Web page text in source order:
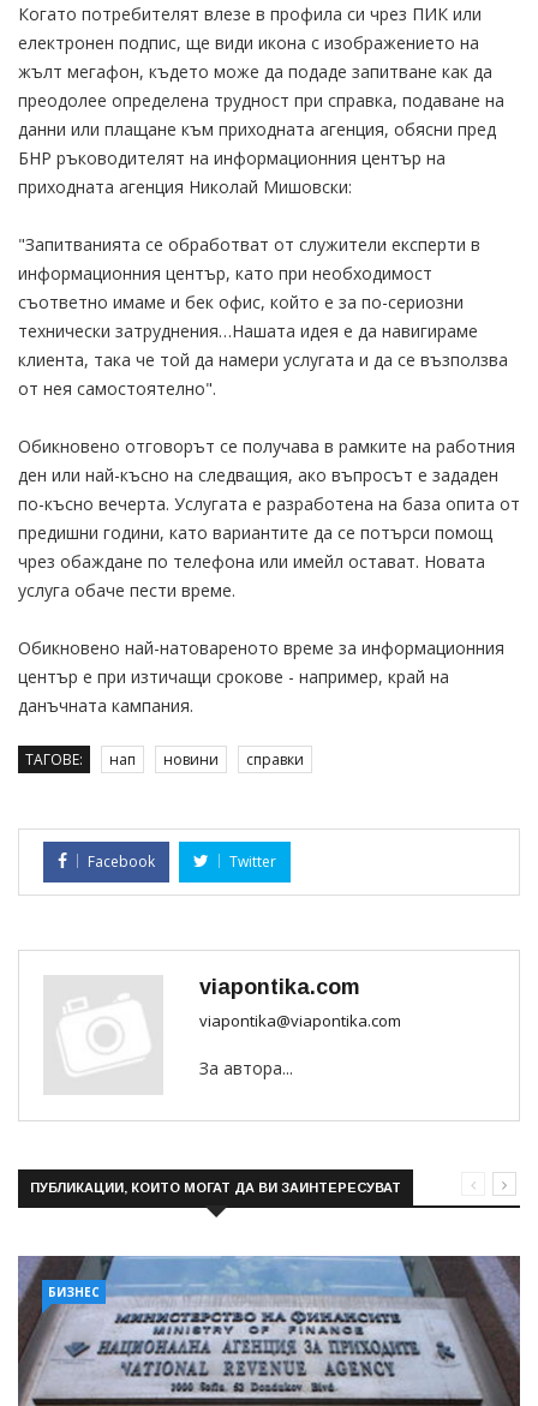
Когато потребителят влезе в профила си чрез ПИК или
електронен подпис, ще види икона с изображението на
жълт мегафон, където може да подаде запитване как да
преодолее определена трудност при справка, подаване на
данни или плащане към приходната агенция, обясни пред
БНР ръководителят на информационния център на
приходната агенция Николай Мишовски:
"Запитванията се обработват от служители експерти в
информационния център, като при необходимост
съответно имаме и бек офис, който е за по-сериозни
технически затруднения…Нашата идея е да навигираме
клиента, така че той да намери услугата и да се възползва
от нея самостоятелно".
Обикновено отговорът се получава в рамките на работния
ден или най-късно на следващия, ако въпросът е зададен
по-късно вечерта. Услугата е разработена на база опита от
предишни години, като вариантите да се потърси помощ
чрез обаждане по телефона или имейл остават. Новата
услуга обаче пести време.
Обикновено най-натовареното време за информационния
център е при изтичащи срокове - например, край на
данъчната кампания.
ТАГОВЕ: нап новини справки
Facebook Twitter
viapontika.com
viapontika@viapontika.com
За автора...
ПУБЛИКАЦИИ, КОИТО МОГАТ ДА ВИ ЗАИНТЕРЕСУВАТ
БИЗНЕС